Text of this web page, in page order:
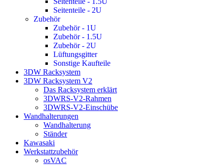
Seitenteile - 2U
Zubehör
Zubehör - 1U
Zubehör - 1.5U
Zubehör - 2U
Lüftungsgitter
Sonstige Kaufteile
3DW Racksystem
3DW Racksystem V2
Das Racksystem erklärt
3DWRS-V2-Rahmen
3DWRS-V2-Einschübe
Wandhalterungen
Wandhalterung
Ständer
Kawasaki
Werkstattzubehör
osVAC